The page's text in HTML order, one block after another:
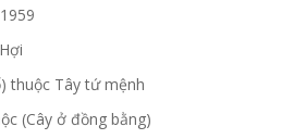
thuộc Tây tứ mệnh
(Cây ở đồng bằng)